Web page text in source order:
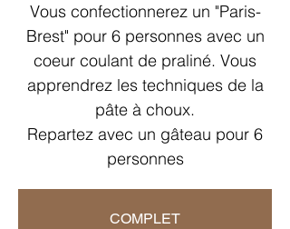
Vous confectionnerez un "Paris-
Brest" pour 6 personnes avec un
coeur coulant de praliné. Vous
apprendrez les techniques de la
pâte à choux.
Repartez avec un gâteau pour 6
personnes
COMPLET